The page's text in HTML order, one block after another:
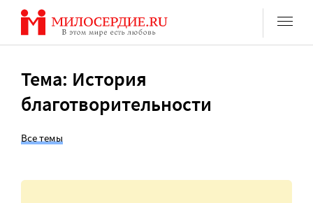
Перейти
содержанию
Тема: История
благотворительности
Все темы